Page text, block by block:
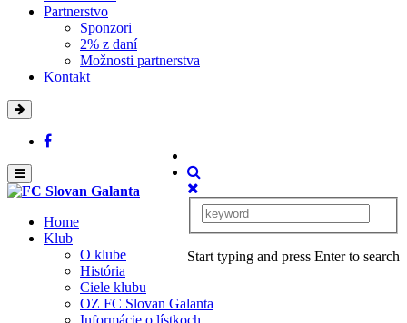
Partnerstvo
Sponzori
2% z daní
Možnosti partnerstva
Kontakt
Start typing and press Enter to search
Home
Klub
O klube
História
Ciele klubu
OZ FC Slovan Galanta
Informácie o lístkoch